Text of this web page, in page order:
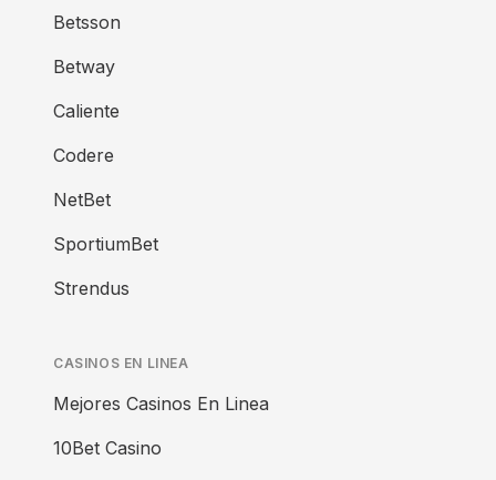
Betsson
Betway
Caliente
Codere
NetBet
SportiumBet
Strendus
CASINOS EN LINEA
Mejores Casinos En Linea
10Bet Casino